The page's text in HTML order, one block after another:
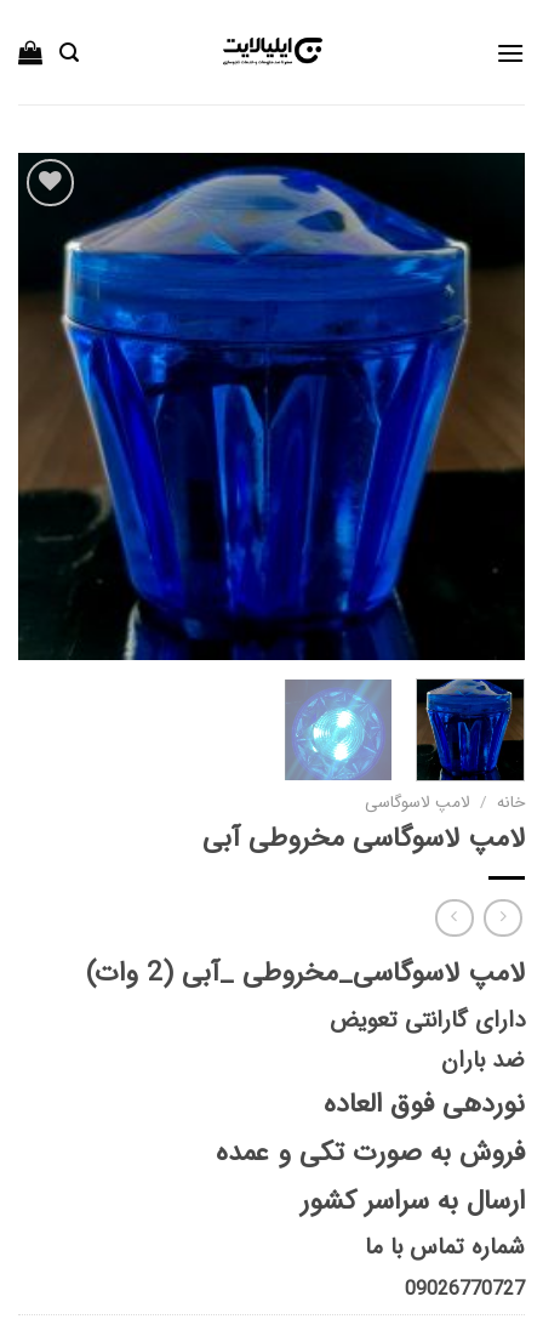
افزودن
به
علاقه
مندی
خانه / لامپ لاسوگاسی
لامپ لاسوگاسی مخروطی آبی
لامپ لاسوگاسی_مخروطی _آبی (2 وات)
دارای گارانتی تعویض
ضد باران
نوردهی فوق العاده
فروش به صورت تکی و عمده
ارسال به سراسر کشور
شماره تماس با ما
09026770727